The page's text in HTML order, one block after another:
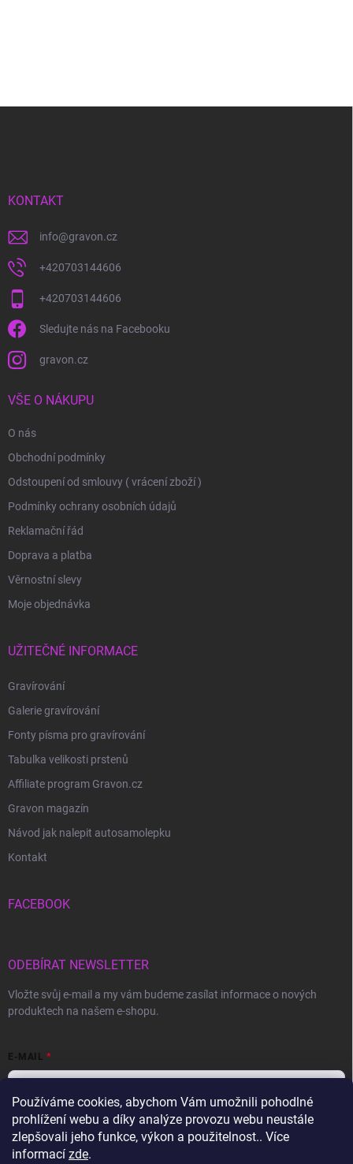
Používáme cookies, abychom Vám umožnili pohodlné
prohlížení webu a díky analýze provozu webu neustále
zlepšovali jeho funkce, výkon a použitelnost.. Více
informací zde.
KONTAKT
info@gravon.cz
+420703144606
+420703144606
Sledujte nás na Facebooku
gravon.cz
VŠE O NÁKUPU
O nás
Obchodní podmínky
Odstoupení od smlouvy ( vrácení zboží )
Podmínky ochrany osobních údajů
Reklamační řád
Doprava a platba
Věrnostní slevy
Moje objednávka
UŽITEČNÉ INFORMACE
Gravírování
Galerie gravírování
Fonty písma pro gravírování
Tabulka velikosti prstenů
Affiliate program Gravon.cz
Gravon magazín
Návod jak nalepit autosamolepku
Kontakt
FACEBOOK
ODEBÍRAT NEWSLETTER
Vložte svůj e-mail a my vám budeme zasílat informace o nových
produktech na našem e-shopu.
E-MAIL
Vložením e-mailu souhlasíte spodmínkami ochrany osobních údajů
Přihlásit se